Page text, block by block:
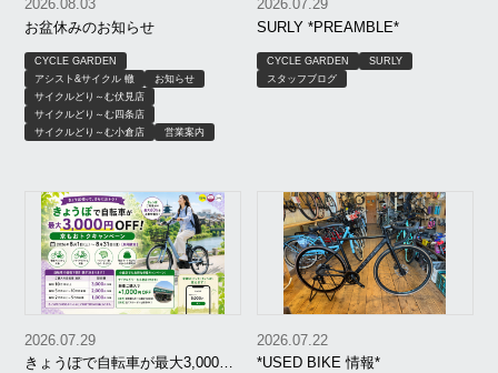
お盆休みのお知らせ
2026.08.03
CYCLE GARDEN
アシスト&サイクル 轍
お知らせ
サイクルどり～む伏見店
サイクルどり～む四条店
サイクルどり～む小倉店
営業案内
SURLY *PREAMBLE*
2026.07.29
CYCLE GARDEN
SURLY
スタッフブログ
きょうぽで自転車が最大3,000円
2026.07.29
*USED BIKE 情報*
2026.07.22